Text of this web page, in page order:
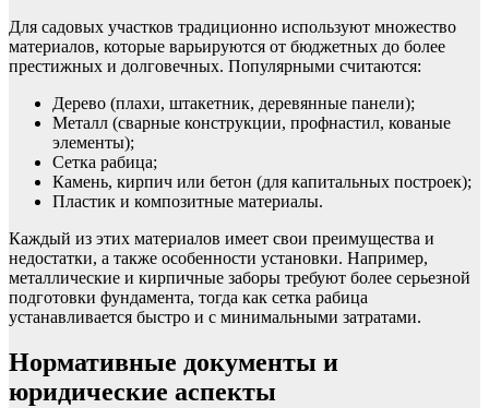
Для садовых участков традиционно используют множество
материалов, которые варьируются от бюджетных до более
престижных и долговечных. Популярными считаются:
Дерево (плахи, штакетник, деревянные панели);
Металл (сварные конструкции, профнастил, кованые
элементы);
Сетка рабица;
Камень, кирпич или бетон (для капитальных построек);
Пластик и композитные материалы.
Каждый из этих материалов имеет свои преимущества и
недостатки, а также особенности установки. Например,
металлические и кирпичные заборы требуют более серьезной
подготовки фундамента, тогда как сетка рабица
устанавливается быстро и с минимальными затратами.
Нормативные документы и
юридические аспекты